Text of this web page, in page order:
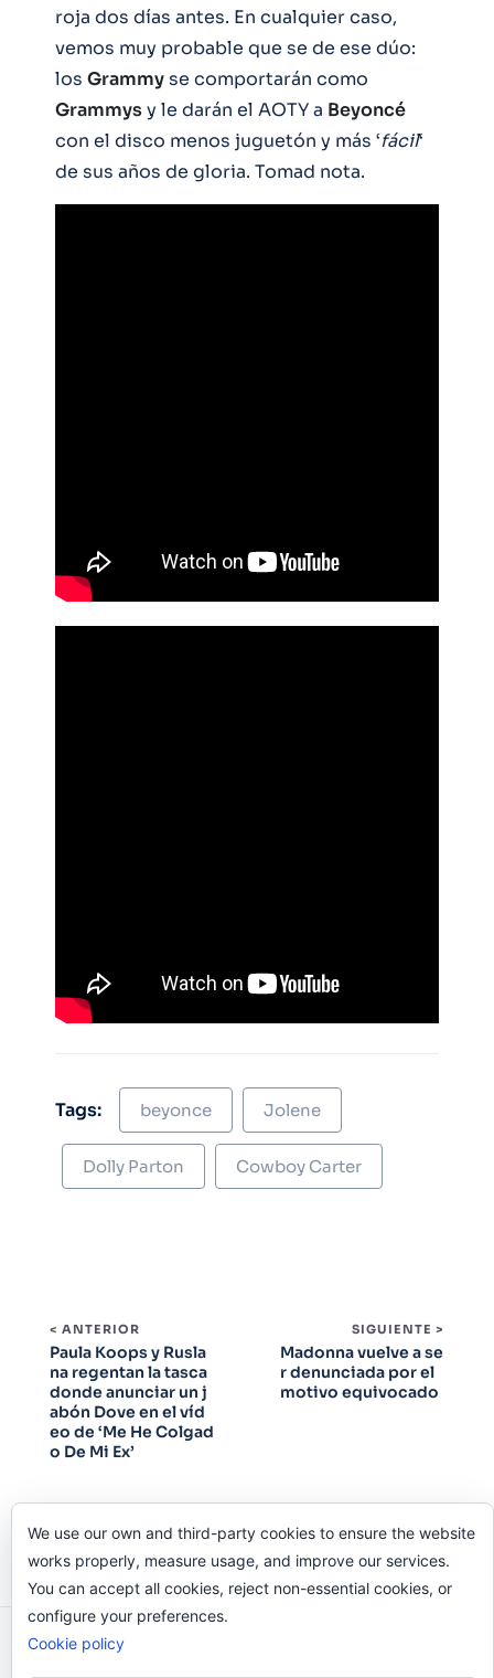
roja dos días antes. En cualquier caso,
vemos muy probable que se de ese dúo:
los Grammyse comportarán como
Grammysy le darán el AOTY a Beyoncé
con el disco menos juguetón y más ‘fácil‘
de sus años de gloria. Tomad nota.
Tags: beyonce Jolene
Dolly Parton Cowboy Carter
< ANTERIOR
Paula Koops y Rusla
na regentan la tasca
donde anunciar un j
abón Dove en el víd
eo de ‘Me He Colgad
o De Mi Ex’
SIGUIENTE >
Madonna vuelve a se
r denunciada por el
motivo equivocado
Odi O'Malley © 2016-2025. Todos Los Derechos
We use our own and third-party cookies to ensure the website
works properly, measure usage, and improve our services.
You can accept all cookies, reject non-essential cookies, or
configure your preferences.
Cookie policy